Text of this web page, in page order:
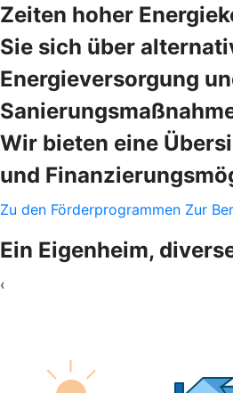
Zeiten hoher
Sie sich über
Energieversorgung
Wir bieten eine
und
Zu den Förderprogrammen Zur
Ein Eigenheim,
‹